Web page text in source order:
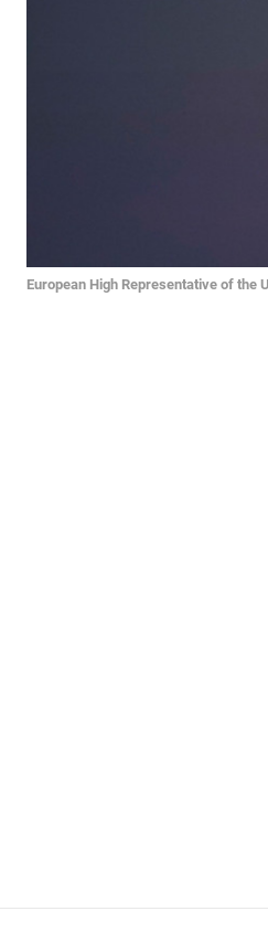
European High Representative of